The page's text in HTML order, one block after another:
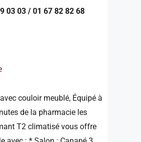
03 03 / 01 67 82 82 68
couloir meublé, Équipé à
de la pharmacie les
T2 climatisé vous offre